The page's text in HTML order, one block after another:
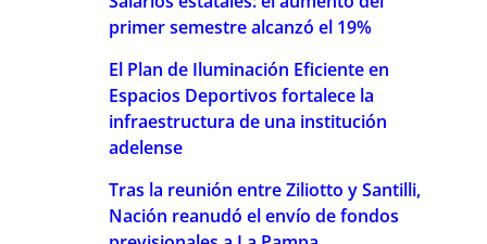
primer semestre alcanzó el 19%
El Plan de Iluminación Eficiente en
Espacios Deportivos fortalece la
infraestructura de una institución
adelense
Tras la reunión entre Ziliotto y Santilli,
Nación reanudó el envío de fondos